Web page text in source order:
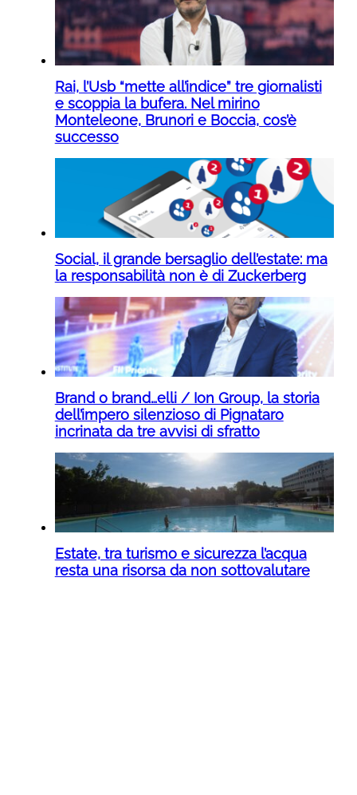
Rai, l’Usb “mette all’indice” tre giornalisti
e scoppia la bufera. Nel mirino
Monteleone, Brunori e Boccia, cos’è
successo
Social, il grande bersaglio dell’estate: ma
la responsabilità non è di Zuckerberg
Brand o brand…elli / Ion Group, la storia
dell’impero silenzioso di Pignataro
incrinata da tre avvisi di sfratto
Estate, tra turismo e sicurezza l’acqua
resta una risorsa da non sottovalutare